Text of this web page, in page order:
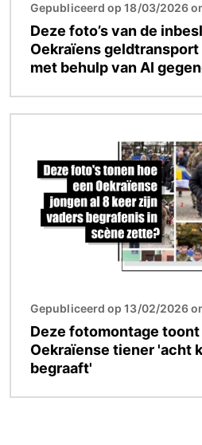
Gepubliceerd op 18/03/2026
Deze foto’s van de
Oekraïens
met behulp van AI
Gepubliceerd op 13/02/2026
Deze fotomontage
Oekraïense tiener 'acht
begraaft'